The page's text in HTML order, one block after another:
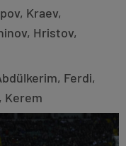
Kraev,
Hristov,
Ferdi,
Kerem